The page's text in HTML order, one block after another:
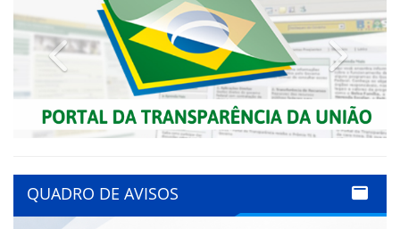
Previous Next
QUADRO DE AVISOS